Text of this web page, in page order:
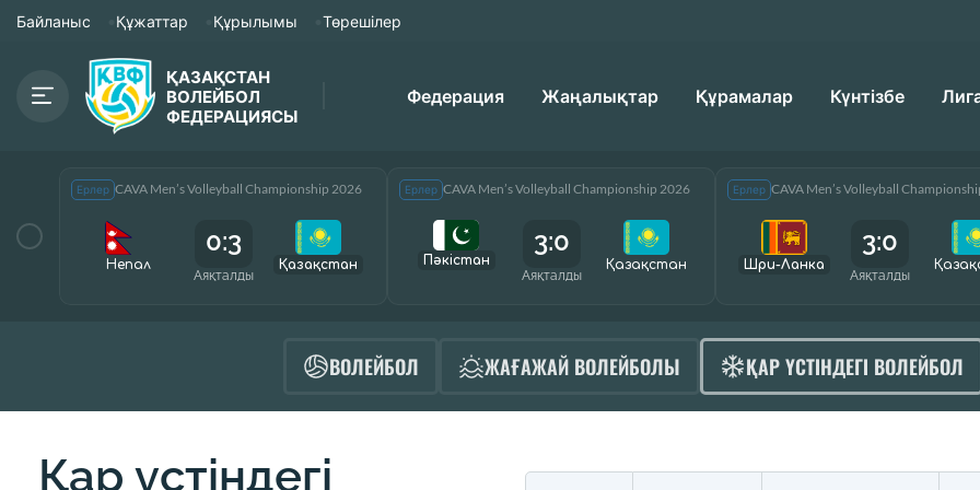
Байланыс Құжаттар Құрылымы Төрешілер
ҚАЗАҚСТАН
ВОЛЕЙБОЛ
ФЕДЕРАЦИЯСЫ
Федерация Жаңалықтар Құрамалар Күнтізбе
Ерлер CAVA Men’s Volleyball Championship 2026
Непал
0:3
Аяқталды
Қазақcтан
Ерлер CAVA Men’s Volleyball Championship 2026
Пәкістан
3:0
Аяқталды
Қазақcтан
Ерлер CAVA Men’s Volleyball
Шри-Ланка
3:0
Аяқталды
ВОЛЕЙБОЛ ЖАҒАЖАЙ ВОЛЕЙБОЛЫ ҚАР ҮСТІНДЕГІ ВОЛЕЙБОЛ
Қар үстіндегі